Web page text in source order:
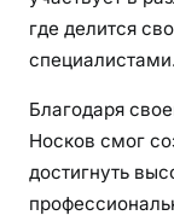
где делится
специалистами.
Благодаря
Носков смог
достигнуть